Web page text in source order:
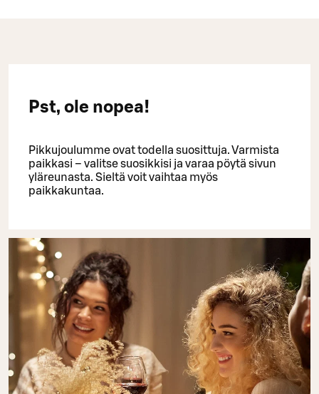
Pst, ole nopea!
Pikkujoulumme ovat todella suosittuja. Varmista
paikkasi – valitse suosikkisi ja varaa pöytä sivun
yläreunasta. Sieltä voit vaihtaa myös
paikkakuntaa.